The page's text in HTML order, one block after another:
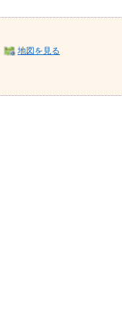
地図を見る